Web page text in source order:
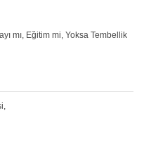
mı, Eğitim mi, Yoksa Tembellik